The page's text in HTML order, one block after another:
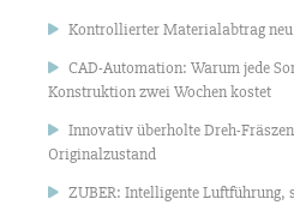
Kontrollierter Materialabtrag
CAD-Automation: Warum jede
Konstruktion zwei Wochen kostet
Innovativ überholte Dreh-
Originalzustand
ZUBER: Intelligente Luftführung,